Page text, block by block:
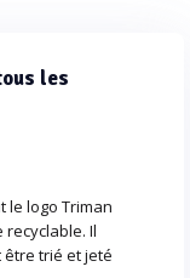
les
le logo Triman
Il
trié et jeté